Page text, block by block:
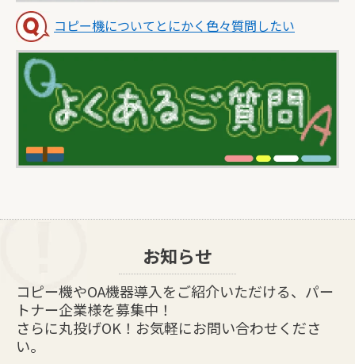
コピー機についてとにかく色々質問したい
お知らせ
コピー機やOA機器導入をご紹介いただける、パー
トナー企業様を募集中！
さらに丸投げOK！お気軽にお問い合わせくださ
い。